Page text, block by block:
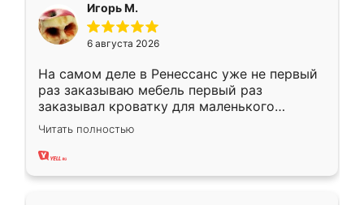
Игорь М.
6 августа 2026
На самом деле в Ренессанс уже не первый
раз заказываю мебель первый раз
заказывал кроватку для маленького
ребёнка при его рождении ,во второй раз
заказал шкаф-купе. По качеству очень
хорошее сборка достаточно быстрая,
Читать полностью